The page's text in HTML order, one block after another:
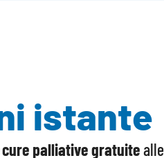
istante
palliative gratuitealle